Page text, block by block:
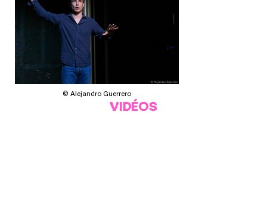
© Alejandro Guerrero
VIDÉOS